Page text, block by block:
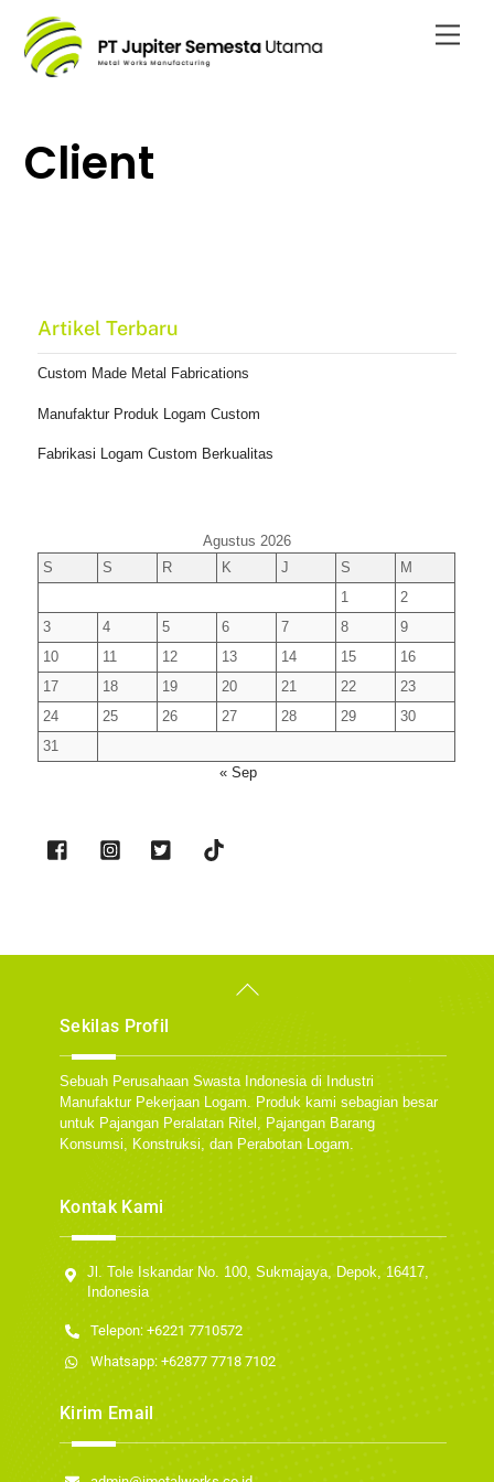
content
Client
Artikel Terbaru
Custom Made Metal Fabrications
Manufaktur Produk Logam Custom
Fabrikasi Logam Custom Berkualitas
Agustus 2026
S
S R K J S
M
1
2
3
4 5 6 7 8
9
10
11 12 13 14 15
16
17
18 19 20 21 22
23
24
25 26 27 28 29
30
31
« Sep
Back
To
Sekilas Profil
Sebuah Perusahaan Swasta Indonesia di Industri
Manufaktur Pekerjaan Logam. Produk kami sebagian besar
untuk Pajangan Peralatan Ritel, Pajangan Barang
Konsumsi, Konstruksi, dan Perabotan Logam.
Kontak Kami
Jl. Tole Iskandar No. 100, Sukmajaya, Depok, 16417,
Indonesia
Telepon: +6221 7710572
Whatsapp: +62877 7718 7102
Kirim Email